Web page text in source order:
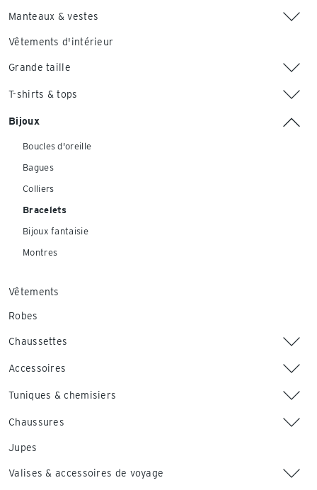
Manteaux & vestes
Vêtements d'intérieur
Grande taille
T-shirts & tops
Bijoux
Boucles d'oreille
Bagues
Colliers
Bracelets
Bijoux fantaisie
Montres
Vêtements
Robes
Chaussettes
Accessoires
Tuniques & chemisiers
Chaussures
Jupes
Valises & accessoires de voyage